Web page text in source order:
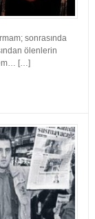
sonrasında
ölenlerin
[…]